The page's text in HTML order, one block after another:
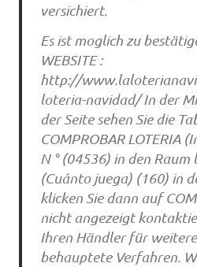
versichiert.
Es ist moglich zu
WEBSITE :
http://
loteria-navidad/ In der
der Seite sehen Sie die
COMPROBAR LOTERIA
N ° (04536) in den Raum
(Cuánto juega) (160) in
klicken Sie dann auf
nicht angezeigt
Ihren Händler für
behauptete Verfahren.